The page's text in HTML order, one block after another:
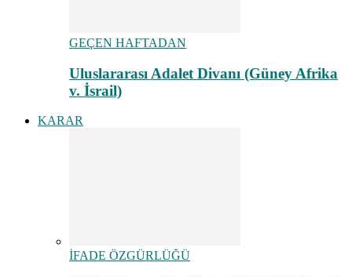
GEÇEN HAFTADAN
Uluslararası Adalet Divanı (Güney Afrika
v. İsrail)
KARAR
İFADE ÖZGÜRLÜĞÜ